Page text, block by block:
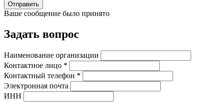
Отправить
Ваше сообщение было принято
Задать вопрос
Наименование организации
Контактное лицо *
Контактный телефон *
Электронная почта
ИНН